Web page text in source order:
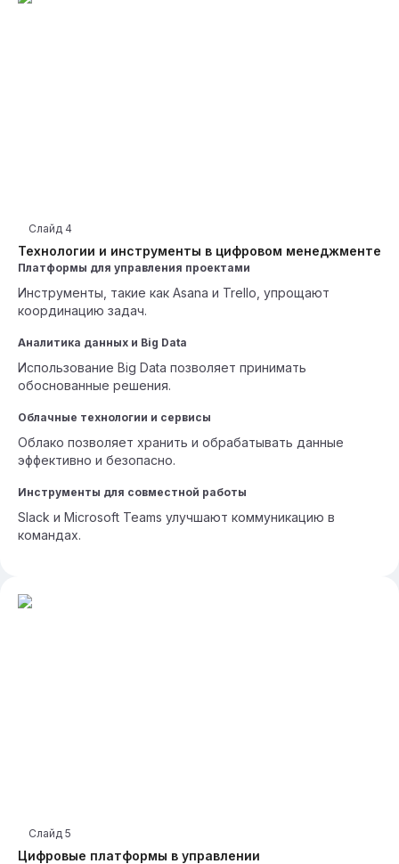
Технологии и инструменты в цифровом менеджменте
Слайд 4
Платформы для управления проектами
Инструменты, такие как Asana и Trello, упрощают
координацию задач.
Аналитика данных и Big Data
Использование Big Data позволяет принимать
обоснованные решения.
Облачные технологии и сервисы
Облако позволяет хранить и обрабатывать данные
эффективно и безопасно.
Инструменты для совместной работы
Slack и Microsoft Teams улучшают коммуникацию в
командах.
Цифровые платформы в управлении
Слайд 5